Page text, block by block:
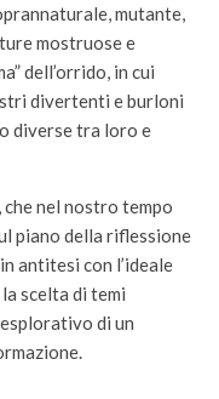
mutante,
mostruose e
dell’orrido, in cui
divertenti e burloni
diverse tra loro e
nel nostro tempo
piano della riflessione
antitesi con l’ideale
scelta di temi
di un